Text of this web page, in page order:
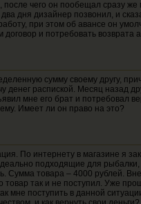
чего он пообещал сразу же
дня дизайнер позвонил, и
при этом об авансе он
договор и потребовать возврата
сумму своему другу,
денег распиской. Месяц назад
мне его брат и потребовал
Имеет ли он право на это?
По интернету в магазине я
подходящие для рыбалки,
Сумма товара – 4000 рублей.
товар так и не поступил. Уже
мне поступить в данной